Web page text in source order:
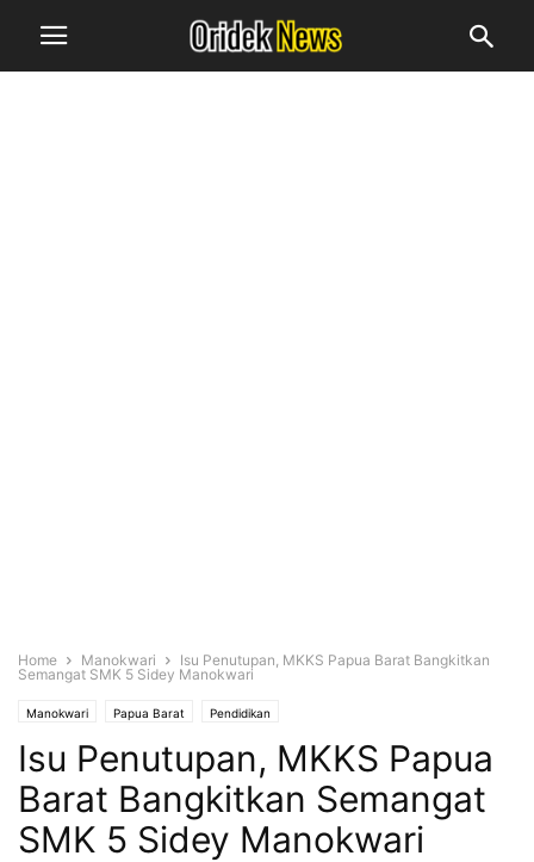
Home Manokwari
Isu Penutupan, MKKS Papua Barat Bangkitkan
Semangat SMK 5 Sidey Manokwari
Manokwari Papua Barat Pendidikan
Isu Penutupan, MKKS Papua
Barat Bangkitkan Semangat
SMK 5 Sidey Manokwari